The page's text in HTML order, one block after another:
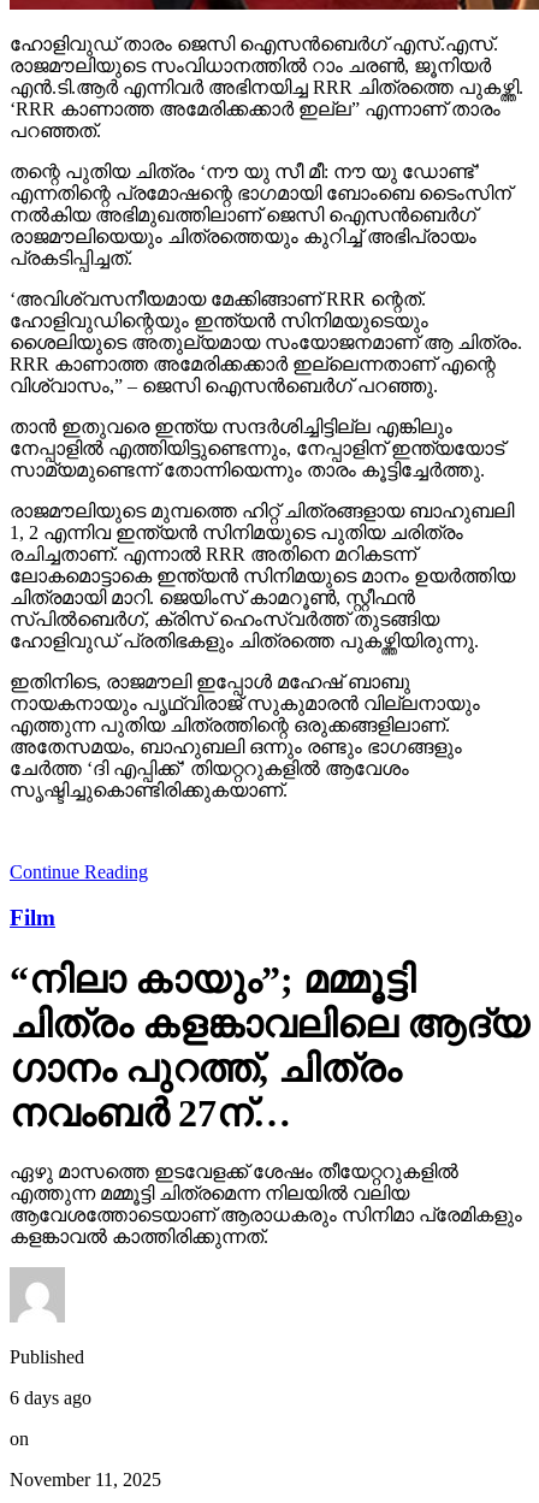
ഹോളിവുഡ് താരം ജെസി ഐസന്‍ബെര്‍ഗ് എസ്.എസ്.
രാജമൗലിയുടെ സംവിധാനത്തില്‍ റാം ചരണ്‍, ജൂനിയര്‍
എന്‍.ടി.ആര്‍ എന്നിവര്‍ അഭിനയിച്ച RRR ചിത്രത്തെ പുകഴ്ത്തി.
‘RRR കാണാത്ത അമേരിക്കക്കാര്‍ ഇല്ല” എന്നാണ് താരം
പറഞ്ഞത്.
തന്റെ പുതിയ ചിത്രം ‘നൗ യു സീ മീ: നൗ യു ഡോണ്ട്’
എന്നതിന്റെ പ്രമോഷന്റെ ഭാഗമായി ബോംബെ ടൈംസിന്
നല്‍കിയ അഭിമുഖത്തിലാണ് ജെസി ഐസന്‍ബെര്‍ഗ്
രാജമൗലിയെയും ചിത്രത്തെയും കുറിച്ച് അഭിപ്രായം
പ്രകടിപ്പിച്ചത്.
‘അവിശ്വസനീയമായ മേക്കിങ്ങാണ് RRR ന്റെത്.
ഹോളിവുഡിന്റെയും ഇന്ത്യന്‍ സിനിമയുടെയും
ശൈലിയുടെ അതുല്യമായ സംയോജനമാണ് ആ ചിത്രം.
RRR കാണാത്ത അമേരിക്കക്കാര്‍ ഇല്ലെന്നതാണ് എന്റെ
വിശ്വാസം,” – ജെസി ഐസന്‍ബെര്‍ഗ് പറഞ്ഞു.
താന്‍ ഇതുവരെ ഇന്ത്യ സന്ദര്‍ശിച്ചിട്ടില്ല എങ്കിലും
നേപ്പാളില്‍ എത്തിയിട്ടുണ്ടെന്നും, നേപ്പാളിന് ഇന്ത്യയോട്
സാമ്യമുണ്ടെന്ന് തോന്നിയെന്നും താരം കൂട്ടിച്ചേര്‍ത്തു.
രാജമൗലിയുടെ മുമ്പത്തെ ഹിറ്റ് ചിത്രങ്ങളായ ബാഹുബലി
1, 2 എന്നിവ ഇന്ത്യന്‍ സിനിമയുടെ പുതിയ ചരിത്രം
രചിച്ചതാണ്. എന്നാല്‍ RRR അതിനെ മറികടന്ന്
ലോകമൊട്ടാകെ ഇന്ത്യന്‍ സിനിമയുടെ മാനം ഉയര്‍ത്തിയ
ചിത്രമായി മാറി. ജെയിംസ് കാമറൂണ്‍, സ്റ്റീഫന്‍
സ്പില്‍ബെര്‍ഗ്, ക്രിസ് ഹെംസ്വര്‍ത്ത് തുടങ്ങിയ
ഹോളിവുഡ് പ്രതിഭകളും ചിത്രത്തെ പുകഴ്ത്തിയിരുന്നു.
ഇതിനിടെ, രാജമൗലി ഇപ്പോള്‍ മഹേഷ് ബാബു
നായകനായും പൃഥ്വിരാജ് സുകുമാരന്‍ വില്ലനായും
എത്തുന്ന പുതിയ ചിത്രത്തിന്റെ ഒരുക്കങ്ങളിലാണ്.
അതേസമയം, ബാഹുബലി ഒന്നും രണ്ടും ഭാഗങ്ങളും
ചേര്‍ത്ത ‘ദി എപ്പിക്ക്’ തിയറ്ററുകളില്‍ ആവേശം
സൃഷ്ടിച്ചുകൊണ്ടിരിക്കുകയാണ്.
Continue Reading
Film
“നിലാ കായും”; മമ്മൂട്ടി
ചിത്രം കളങ്കാവലിലെ ആദ്യ
ഗാനം പുറത്ത്, ചിത്രം
നവംബർ 27ന്…
ഏഴു മാസത്തെ ഇടവേളക്ക് ശേഷം തീയേറ്ററുകളിൽ
എത്തുന്ന മമ്മൂട്ടി ചിത്രമെന്ന നിലയിൽ വലിയ
ആവേശത്തോടെയാണ് ആരാധകരും സിനിമാ പ്രേമികളും
കളങ്കാവൽ കാത്തിരിക്കുന്നത്.
Published
6 days ago
on
November 11, 2025